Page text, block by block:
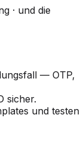
· und die
— OTP,
sicher.
und testen